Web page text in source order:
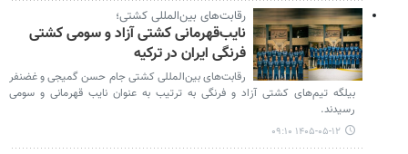
رقابت‌های بین‌المللی کشتی؛
نایب‌قهرمانی کشتی آزاد و سومی کشتی
فرنگی ایران در ترکیه
رقابت‌های بین‌المللی کشتی جام حسن گمیجی و غضنفر
بیلگه تیم‌های کشتی آزاد و فرنگی به ترتیب به عنوان نایب قهرمانی و سومی
رسیدند.
۱۴۰۵-۰۵-۱۲ ۰۹:۱۰